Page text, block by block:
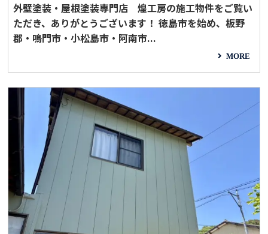
外壁塗装・屋根塗装専門店 煌工房の施工物件をご覧い
ただき、ありがとうございます！ 徳島市を始め、板野
郡・鳴門市・小松島市・阿南市...
MORE